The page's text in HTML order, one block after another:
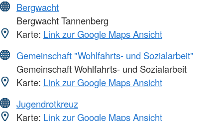
Bergwacht
Bergwacht Tannenberg
Karte: Link zur Google Maps Ansicht
Gemeinschaft "Wohlfahrts- und Sozialarbeit"
Gemeinschaft Wohlfahrts- und Sozialarbeit
Karte: Link zur Google Maps Ansicht
Jugendrotkreuz
Karte: Link zur Google Maps Ansicht